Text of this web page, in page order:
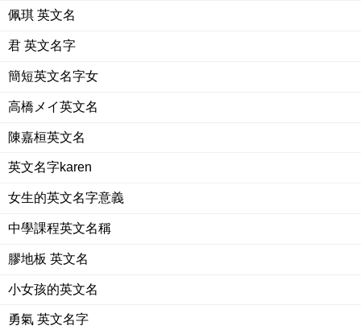
佩琪 英文名
君 英文名字
簡短英文名字女
高橋メイ英文名
陳嘉桓英文名
英文名字karen
女生的英文名字意義
中學課程英文名稱
膠地板 英文名
小女孩的英文名
勇氣 英文名字